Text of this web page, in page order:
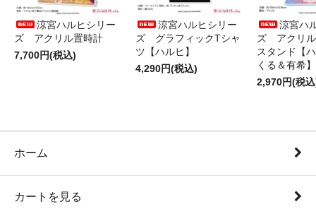
涼宮ハルヒシリー
ズ アクリル置時計
7,700円(税込)
涼宮ハルヒシリー
ズ グラフィックTシャ
ツ【ハルヒ】
4,290円(税込)
涼宮ハ
ズ アクリル
スタンド【
くる＆有希】
2,970円(税
ホーム
カートを見る